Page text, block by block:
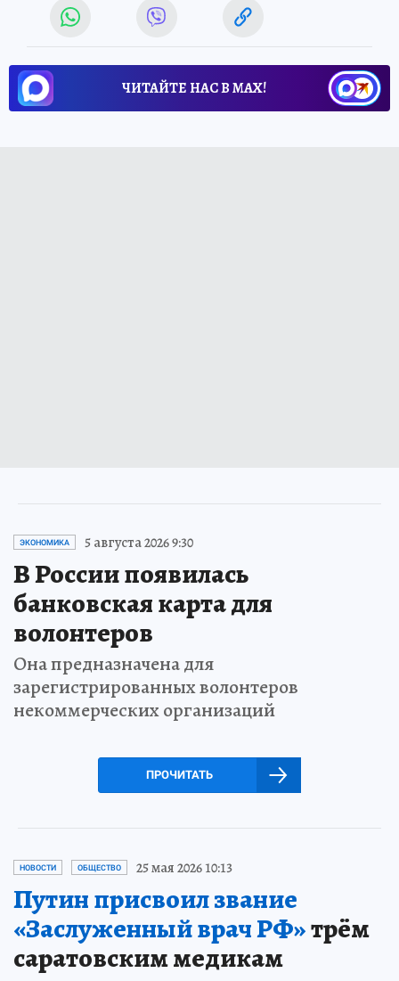
ЧИТАЙТЕ НАС В МАХ!
ЭКОНОМИКА 5 августа 2026 9:30
В России появилась
банковская карта для
волонтеров
Она предназначена для
зарегистрированных волонтеров
некоммерческих организаций
ПРОЧИТАТЬ
НОВОСТИ ОБЩЕСТВО 25 мая 2026 10:13
Путин присвоил звание
«Заслуженный врач РФ»трём
саратовским медикам